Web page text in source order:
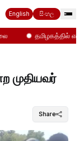
English සිංහල
தமிழகத்தில் என்ன
Share